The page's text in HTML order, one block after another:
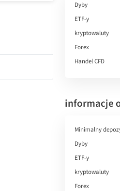
Dyby
ETF-y
kryptowaluty
Forex
Handel CFD
informacje
Minimalny
Dyby
ETF-y
kryptowaluty
Forex